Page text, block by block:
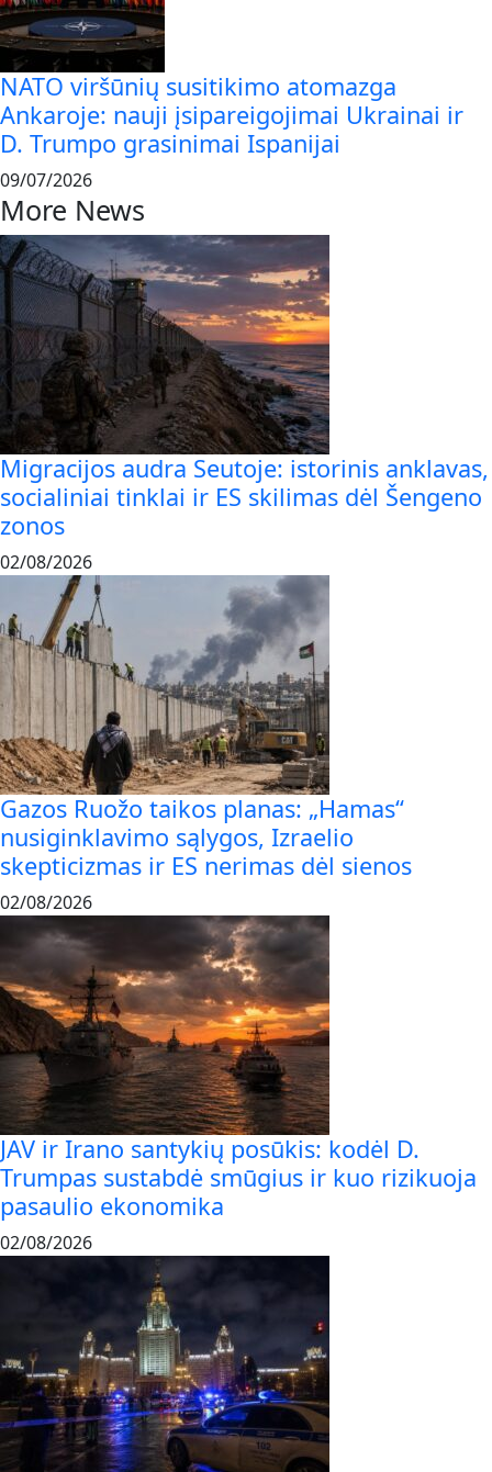
NATO viršūnių susitikimo atomazga
Ankaroje: nauji įsipareigojimai Ukrainai ir
D. Trumpo grasinimai Ispanijai
09/07/2026
More News
Migracijos audra Seutoje: istorinis anklavas,
socialiniai tinklai ir ES skilimas dėl Šengeno
zonos
02/08/2026
Gazos Ruožo taikos planas: „Hamas“
nusiginklavimo sąlygos, Izraelio
skepticizmas ir ES nerimas dėl sienos
02/08/2026
JAV ir Irano santykių posūkis: kodėl D.
Trumpas sustabdė smūgius ir kuo rizikuoja
pasaulio ekonomika
02/08/2026